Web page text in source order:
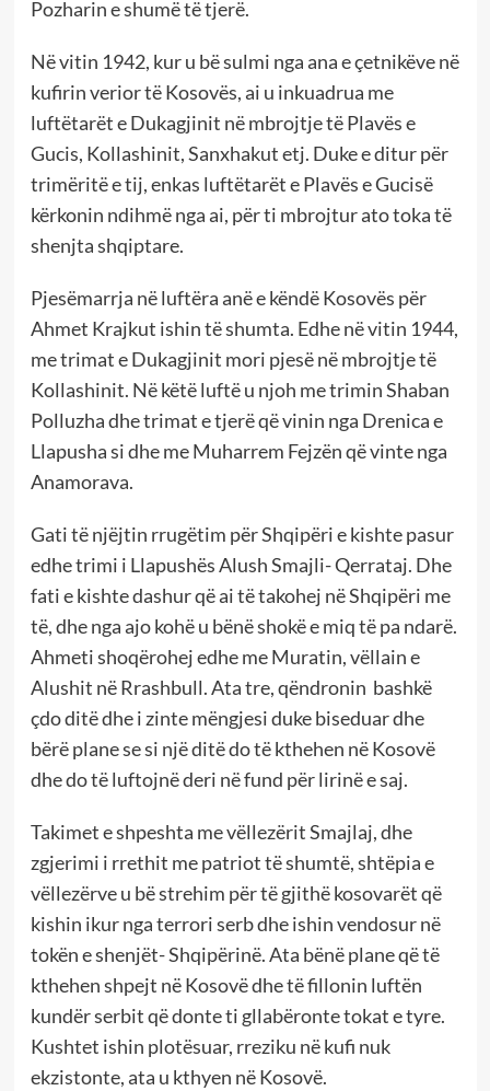
Pozharin e shumë të tjerë.
Në vitin 1942, kur u bë sulmi nga ana e çetnikëve në
kufirin verior të Kosovës, ai u inkuadrua me
luftëtarët e Dukagjinit në mbrojtje të Plavës e
Gucis, Kollashinit, Sanxhakut etj. Duke e ditur për
trimëritë e tij, enkas luftëtarët e Plavës e Gucisë
kërkonin ndihmë nga ai, për ti mbrojtur ato toka të
shenjta shqiptare.
Pjesëmarrja në luftëra anë e këndë Kosovës për
Ahmet Krajkut ishin të shumta. Edhe në vitin 1944,
me trimat e Dukagjinit mori pjesë në mbrojtje të
Kollashinit. Në këtë luftë u njoh me trimin Shaban
Polluzha dhe trimat e tjerë që vinin nga Drenica e
Llapusha si dhe me Muharrem Fejzën që vinte nga
Anamorava.
Gati të njëjtin rrugëtim për Shqipëri e kishte pasur
edhe trimi i Llapushës Alush Smajli- Qerrataj. Dhe
fati e kishte dashur që ai të takohej në Shqipëri me
të, dhe nga ajo kohë u bënë shokë e miq të pa ndarë.
Ahmeti shoqërohej edhe me Muratin, vëllain e
Alushit në Rrashbull. Ata tre, qëndronin bashkë
çdo ditë dhe i zinte mëngjesi duke biseduar dhe
bërë plane se si një ditë do të kthehen në Kosovë
dhe do të luftojnë deri në fund për lirinë e saj.
Takimet e shpeshta me vëllezërit Smajlaj, dhe
zgjerimi i rrethit me patriot të shumtë, shtëpia e
vëllezërve u bë strehim për të gjithë kosovarët që
kishin ikur nga terrori serb dhe ishin vendosur në
tokën e shenjët- Shqipërinë. Ata bënë plane që të
kthehen shpejt në Kosovë dhe të fillonin luftën
kundër serbit që donte ti gllabëronte tokat e tyre.
Kushtet ishin plotësuar, rreziku në kufi nuk
ekzistonte, ata u kthyen në Kosovë.